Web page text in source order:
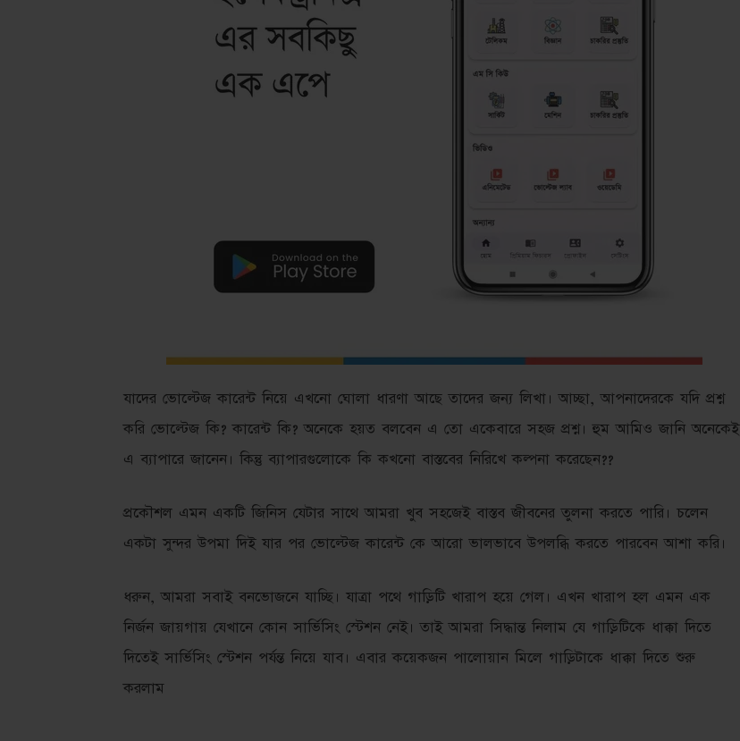
যাদের ভোল্টেজ কারেন্ট নিয়ে এখনো ঘোলা ধারণা আছে তাদের জন্য লিখা। আচ্ছা, আপনাদেরকে যদি প্রশ্ন
করি ভোল্টেজ কি? কারেন্ট কি? অনেকে হয়ত বলবেন এ তো একেবারে সহজ প্রশ্ন। হুম আমিও জানি অনেকেই
এ ব্যাপারে জানেন। কিন্তু ব্যাপারগুলোকে কি কখনো বাস্তবের নিরিখে কল্পনা করেছেন??
প্রকৌশল এমন একটি জিনিস যেটার সাথে আমরা খুব সহজেই বাস্তব জীবনের তুলনা করতে পারি। চলেন
একটা সুন্দর উপমা দিই যার পর ভোল্টেজ কারেন্ট কে আরো ভালভাবে উপলব্ধি করতে পারবেন আশা করি।
ধরুন, আমরা সবাই বনভোজনে যাচ্ছি। যাত্রা পথে গাড়িটি খারাপ হয়ে গেল। এখন খারাপ হল এমন এক
নির্জন জায়গায় যেখানে কোন সার্ভিসিং স্টেশন নেই। তাই আমরা সিদ্ধান্ত নিলাম যে গাড়িটিকে ধাক্কা দিতে
দিতেই সার্ভিসিং স্টেশন পর্যন্ত নিয়ে যাব। এবার কয়েকজন পালোয়ান মিলে গাড়িটাকে ধাক্কা দিতে শুরু
করলাম